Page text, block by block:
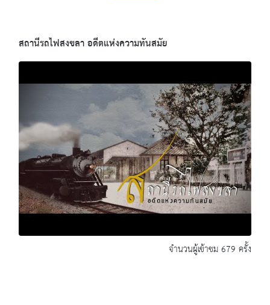
สถานีรถไฟสงขลา อดีตแห่งความทันสมัย
จำนวนผู้เข้าชม 679 ครั้ง